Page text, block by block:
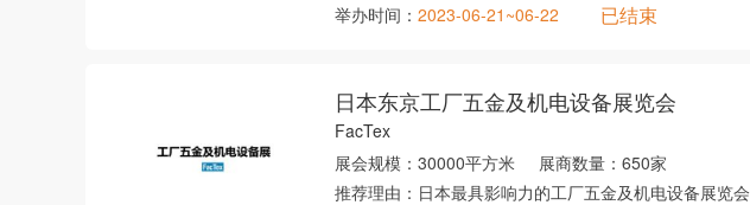
举办时间： 2023-06-21~06-22 已结束
日本东京工厂五金及机电设备展览会
FacTex
展会规模： 30000平方米 展商数量： 650家
推荐理由： 日本最具影响力的工厂五金及机电设备展览会